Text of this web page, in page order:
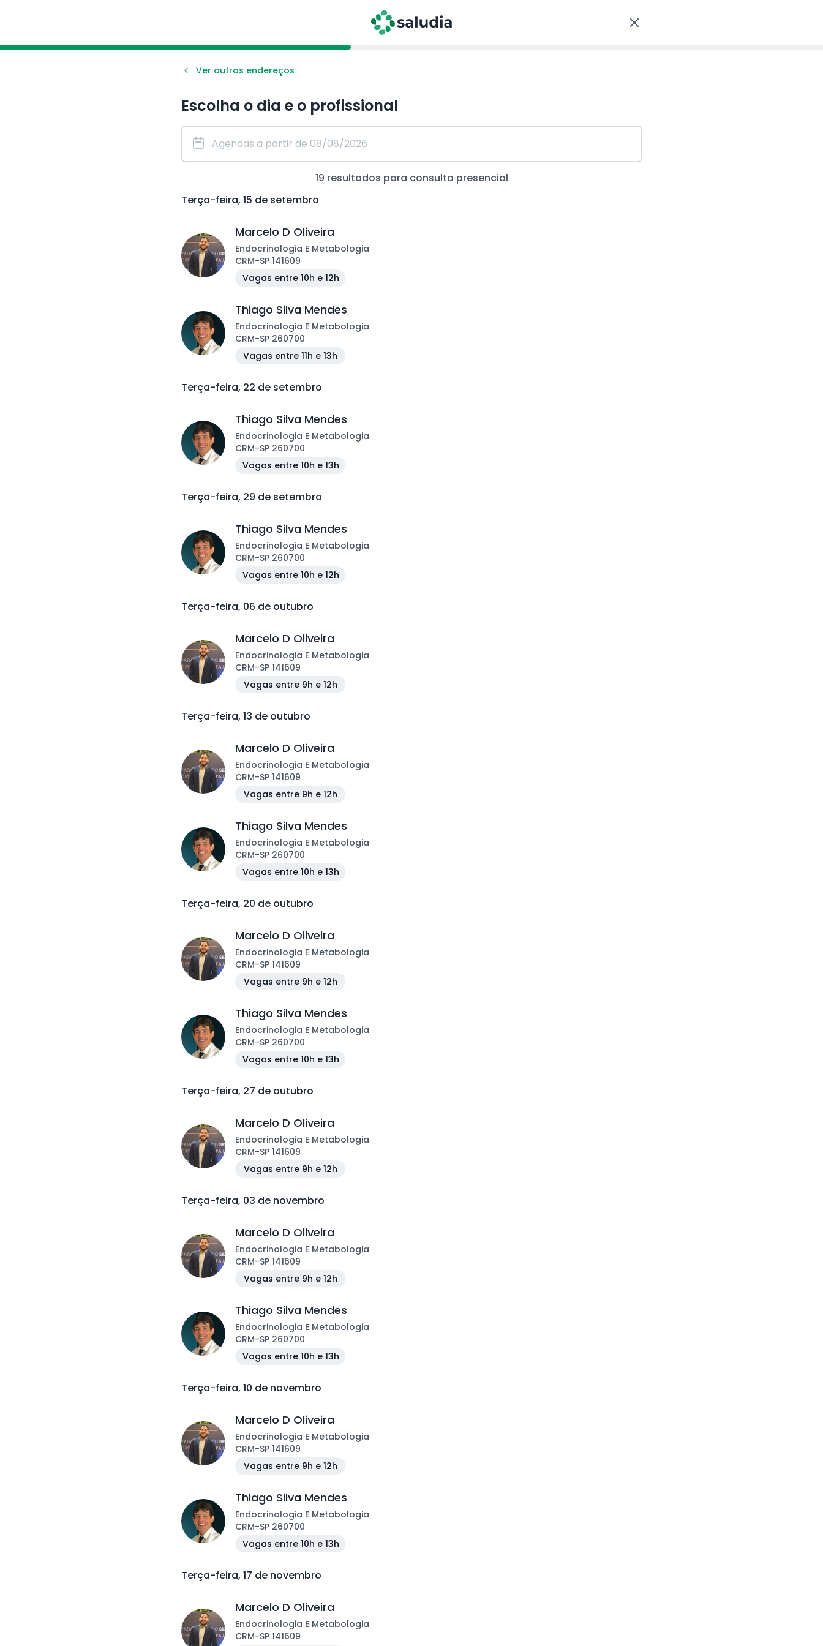
Ver outros endereços
Escolha o dia e o profissional
19 resultados para consulta presencial
Terça-feira, 15 de setembro
Marcelo D Oliveira
Endocrinologia E Metabologia
CRM-SP 141609
Vagas entre 10h e 12h
Thiago Silva Mendes
Endocrinologia E Metabologia
CRM-SP 260700
Vagas entre 11h e 13h
Terça-feira, 22 de setembro
Thiago Silva Mendes
Endocrinologia E Metabologia
CRM-SP 260700
Vagas entre 10h e 13h
Terça-feira, 29 de setembro
Thiago Silva Mendes
Endocrinologia E Metabologia
CRM-SP 260700
Vagas entre 10h e 12h
Terça-feira, 06 de outubro
Marcelo D Oliveira
Endocrinologia E Metabologia
CRM-SP 141609
Vagas entre 9h e 12h
Terça-feira, 13 de outubro
Marcelo D Oliveira
Endocrinologia E Metabologia
CRM-SP 141609
Vagas entre 9h e 12h
Thiago Silva Mendes
Endocrinologia E Metabologia
CRM-SP 260700
Vagas entre 10h e 13h
Terça-feira, 20 de outubro
Marcelo D Oliveira
Endocrinologia E Metabologia
CRM-SP 141609
Vagas entre 9h e 12h
Thiago Silva Mendes
Endocrinologia E Metabologia
CRM-SP 260700
Vagas entre 10h e 13h
Terça-feira, 27 de outubro
Marcelo D Oliveira
Endocrinologia E Metabologia
CRM-SP 141609
Vagas entre 9h e 12h
Terça-feira, 03 de novembro
Marcelo D Oliveira
Endocrinologia E Metabologia
CRM-SP 141609
Vagas entre 9h e 12h
Thiago Silva Mendes
Endocrinologia E Metabologia
CRM-SP 260700
Vagas entre 10h e 13h
Terça-feira, 10 de novembro
Marcelo D Oliveira
Endocrinologia E Metabologia
CRM-SP 141609
Vagas entre 9h e 12h
Thiago Silva Mendes
Endocrinologia E Metabologia
CRM-SP 260700
Vagas entre 10h e 13h
Terça-feira, 17 de novembro
Marcelo D Oliveira
Endocrinologia E Metabologia
CRM-SP 141609